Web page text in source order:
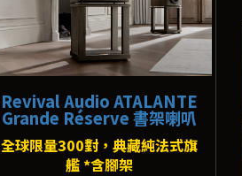
Revival Audio ATALANTE
Grande Réserve 書架喇叭
全球限量300對，典藏純法式旗
艦 *含腳架